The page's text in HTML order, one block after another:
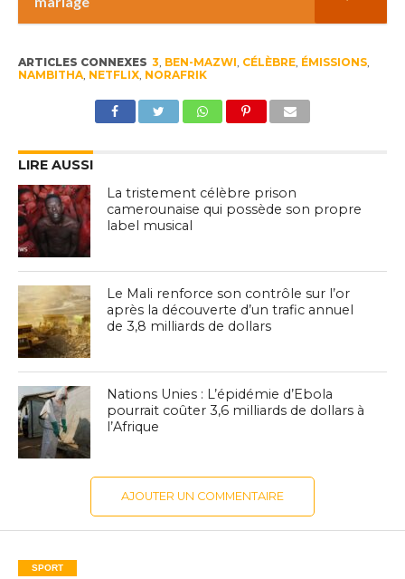
ARTICLES CONNEXES 3 BEN-MAZWI CÉLÈBRE, ÉMISSIONS,
NAMBITHA, NETFLIX, NORAFRIK
LIRE AUSSI
La tristement célèbre prison
camerounaise qui possède son propre
label musical
Le Mali renforce son contrôle sur l’or
après la découverte d’un trafic annuel
de 3,8 milliards de dollars
Nations Unies : L’épidémie d’Ebola
pourrait coûter 3,6 milliards de dollars à
l’Afrique
AJOUTER UN COMMENTAIRE
SPORT